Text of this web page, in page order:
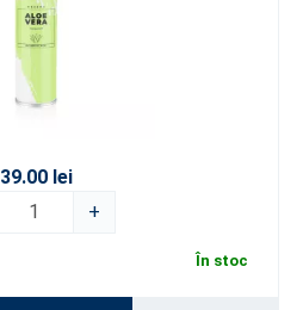
39.00 lei
+
În stoc